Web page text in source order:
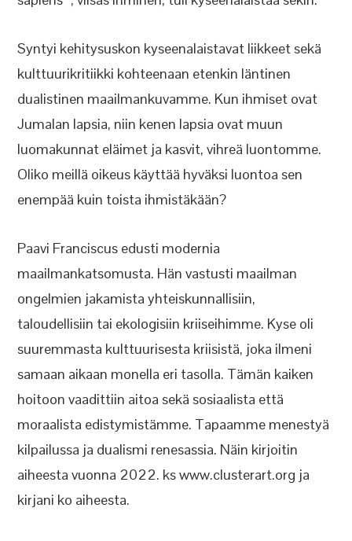
Syntyi kehitysuskon kyseenalaistavat liikkeet sekä
kulttuurikritiikki kohteenaan etenkin läntinen
dualistinen maailmankuvamme. Kun ihmiset ovat
Jumalan lapsia, niin kenen lapsia ovat muun
luomakunnat eläimet ja kasvit, vihreä luontomme.
Oliko meillä oikeus käyttää hyväksi luontoa sen
enempää kuin toista ihmistäkään?
Paavi Franciscus edusti modernia
maailmankatsomusta. Hän vastusti maailman
ongelmien jakamista yhteiskunnallisiin,
taloudellisiin tai ekologisiin kriiseihimme. Kyse oli
suuremmasta kulttuurisesta kriisistä, joka ilmeni
samaan aikaan monella eri tasolla. Tämän kaiken
hoitoon vaadittiin aitoa sekä sosiaalista että
moraalista edistymistämme. Tapaamme menestyä
kilpailussa ja dualismi renesassia. Näin kirjoitin
aiheesta vuonna 2022. ks www.clusterart.org ja
kirjani ko aiheesta.